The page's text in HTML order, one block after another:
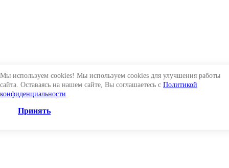
Мы используем cookies! Мы используем cookies для улучшения работы
сайта. Оставаясь на нашем сайте, Вы соглашаетесь с Политикой
конфиденциальности
Принять